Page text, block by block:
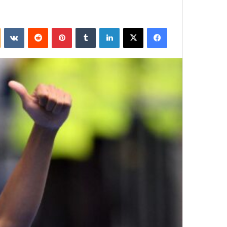
فيسبوك
‫X لينكدإن بينتيريست